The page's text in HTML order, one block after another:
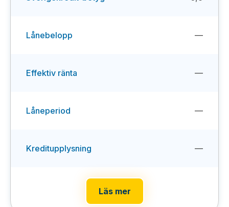
Lånebelopp —
Effektiv ränta —
Låneperiod —
Kreditupplysning —
Läs mer